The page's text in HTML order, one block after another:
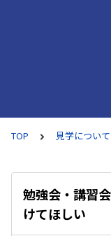
TOP 見学につい
勉強会・講習
けてほしい